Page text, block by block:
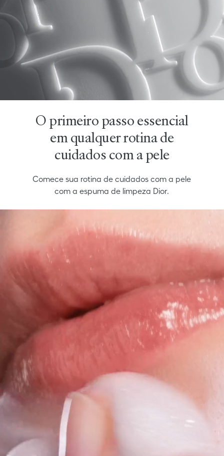
O primeiro passo essencial
em qualquer rotina de
cuidados com a pele
Comece sua rotina de cuidados com a pele
com a espuma de limpeza Dior.